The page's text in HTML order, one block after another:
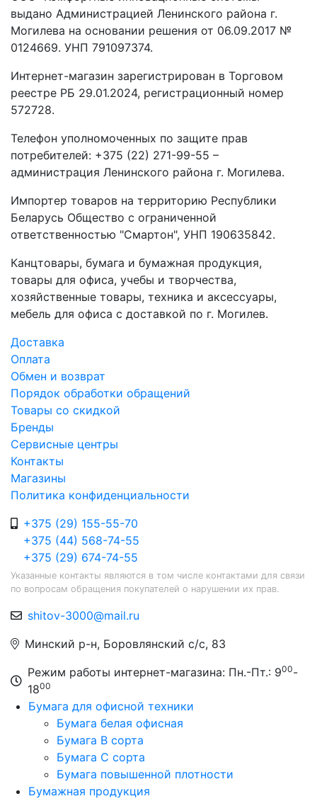
выдано Администрацией Ленинского района г.
Могилева на основании решения от 06.09.2017 №
0124669. УНП 791097374.
Интернет-магазин зарегистрирован в Торговом
реестре РБ 29.01.2024, регистрационный номер
572728.
Телефон уполномоченных по защите прав
потребителей: +375 (22) 271-99-55 –
администрация Ленинского района г. Могилева.
Импортер товаров на территорию Республики
Беларусь Общество с ограниченной
ответственностью "Смартон", УНП 190635842.
Канцтовары, бумага и бумажная продукция,
товары для офиса, учебы и творчества,
хозяйственные товары, техника и аксессуары,
мебель для офиса с доставкой по г. Могилев.
Доставка
Оплата
Обмен и возврат
Порядок обработки обращений
Товары со скидкой
Бренды
Сервисные центры
Контакты
Магазины
Политика конфиденциальности
+375 (29) 155-55-70
+375 (44) 568-74-55
+375 (29) 674-74-55
Указанные контакты являются в том числе контактами для связи
по вопросам обращения покупателей о нарушении их прав.
shitov-3000@mail.ru
Минский р-н, Боровлянский с/с, 83
Режим работы интернет-магазина: Пн.-Пт.: 900-
1800
Бумага для офисной техники
Бумага белая офисная
Бумага B сорта
Бумага C сорта
Бумага повышенной плотности
Бумажная продукция